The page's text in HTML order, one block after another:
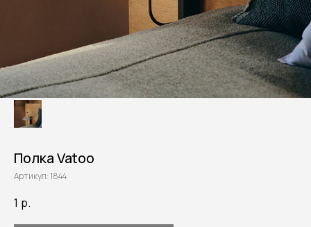
Полка Vatoo
Артикул:1844
1 р.